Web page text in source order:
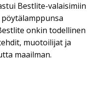
Bestlite-valaisimiin
onkin todellinen
muotoilijat ja
maailman.